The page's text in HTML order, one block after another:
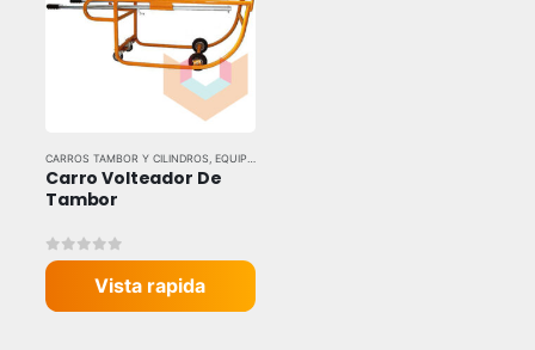
CARROS TAMBOR Y CILINDROS EQUIPOS DE CARGA Y LEVANTE
Carro Volteador De
Tambor
0out of 5
Vista rapida